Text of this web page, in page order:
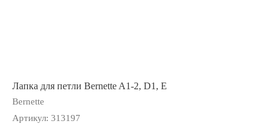
Лапка для петли Bernette A1-2, D1, E
Bernette
Артикул: 313197